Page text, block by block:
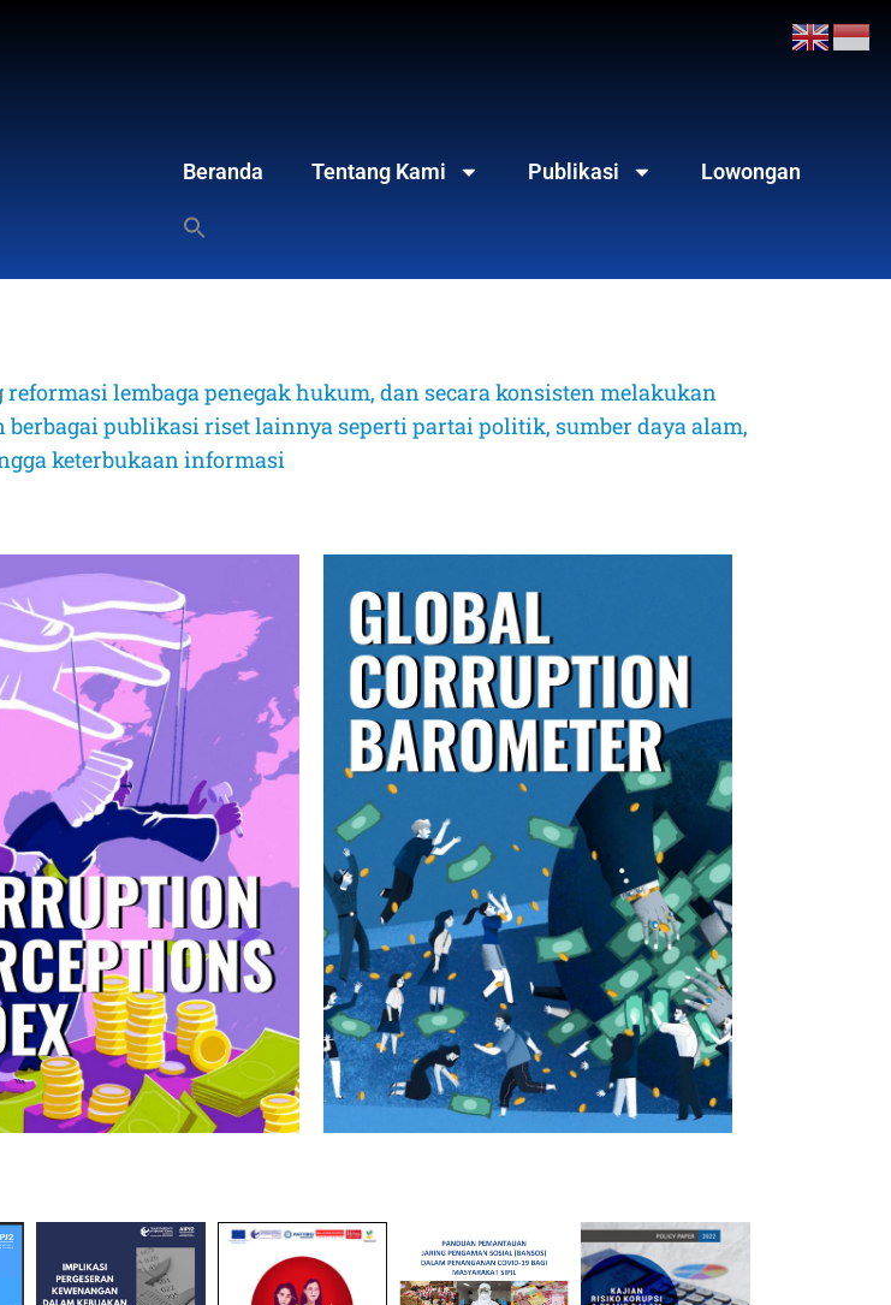
Beranda Tentang Kami Publikasi Lowongan
lembaga penegak hukum, dan secara konsisten melakukan
publikasi riset lainnya seperti partai politik, sumber daya alam,
keterbukaan informasi